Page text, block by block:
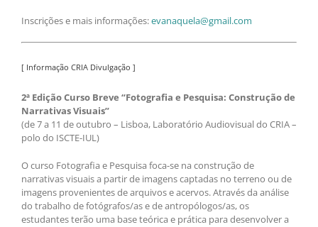
Inscrições e mais informações:evanaquela@gmail.com
[ Informação CRIA Divulgação ]
2ª Edição Curso Breve “Fotografia e Pesquisa: Construção de
Narrativas Visuais”
(de 7 a 11 de outubro – Lisboa, Laboratório Audiovisual do CRIA –
polo do ISCTE-IUL)
O curso Fotografia e Pesquisa foca-se na construção de
narrativas visuais a partir de imagens captadas no terreno ou de
imagens provenientes de arquivos e acervos. Através da análise
do trabalho de fotógrafos/as e de antropólogos/as, os
estudantes terão uma base teórica e prática para desenvolver a